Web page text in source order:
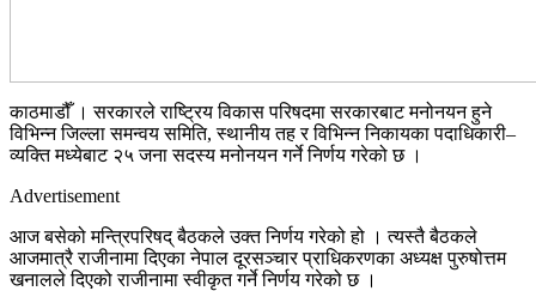
काठमाडौँ । सरकारले राष्ट्रिय विकास परिषदमा सरकारबाट मनोनयन हुने
विभिन्न जिल्ला समन्वय समिति, स्थानीय तह र विभिन्न निकायका पदाधिकारी–
व्यक्ति मध्येबाट २५ जना सदस्य मनोनयन गर्ने निर्णय गरेको छ ।
Advertisement
आज बसेको मन्त्रिपरिषद् बैठकले उक्त निर्णय गरेको हो । त्यस्तै बैठकले
आजमात्रै राजीनामा दिएका नेपाल दूरसञ्चार प्राधिकरणका अध्यक्ष पुरुषोत्तम
खनालले दिएको राजीनामा स्वीकृत गर्ने निर्णय गरेको छ ।